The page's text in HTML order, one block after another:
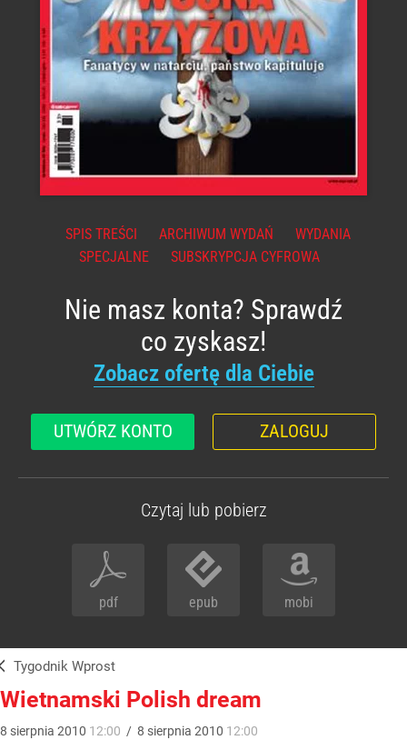
SPIS TREŚCI ARCHIWUM WYDAŃ
WYDANIA
SPECJALNE
SUBSKRYPCJA CYFROWA
Nie masz konta? Sprawdź
co zyskasz!
Zobacz ofertę dla Ciebie
UTWÓRZ KONTO ZALOGUJ
Czytaj lub pobierz
pdf epub mobi
Tygodnik Wprost
Wietnamski Polish dream
8 sierpnia 2010 12:00 / 8 sierpnia 2010 12:00